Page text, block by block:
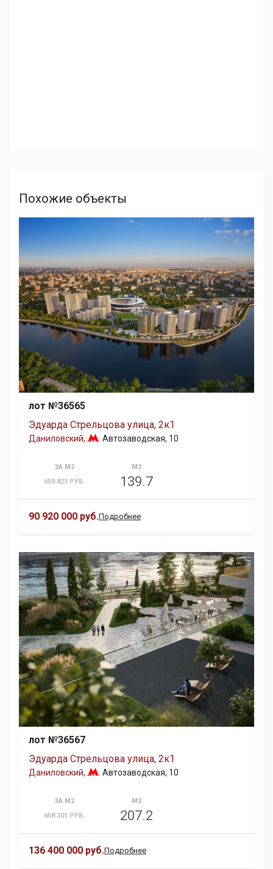
Похожие объекты
лот №36565
Эдуарда Стрельцова улица, 2к1
Даниловский, Автозаводская, 10
ЗА М2
650 823 РУБ.
М2
139.7
90 920 000 руб.Подробнее
лот №36567
Эдуарда Стрельцова улица, 2к1
Даниловский, Автозаводская, 10
ЗА М2
658 301 РУБ.
М2
207.2
136 400 000 руб.Подробнее